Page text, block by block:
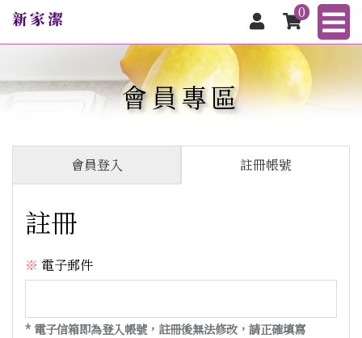
0
會員專區
會員登入 註冊帳號
註冊
電子郵件
* 電子信箱即為登入帳號，註冊後無法修改，請正確填寫